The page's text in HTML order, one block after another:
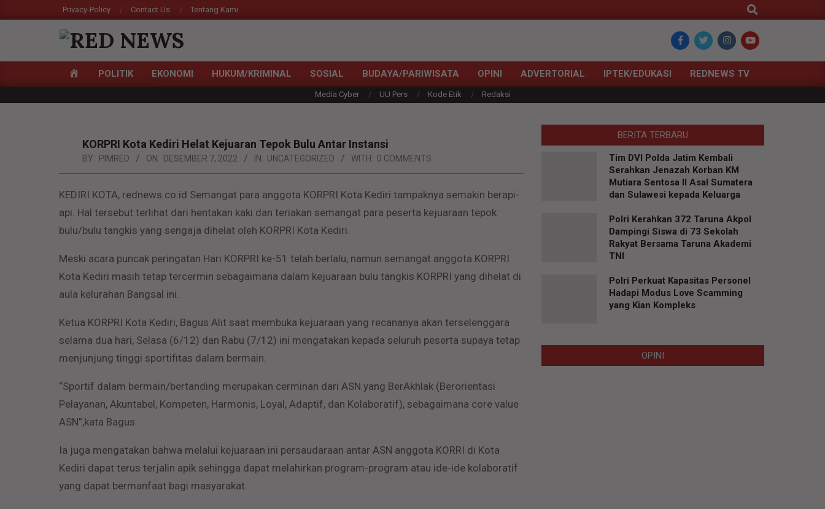
to
Privacy-Policy Contact Us Tentang Kami
Search
RED
NEWS
Primary
HOMEPOLITIK EKONOMI HUKUM/KRIMINAL SOSIAL BUDAYA/PARIWISATA OPINI ADVERTORIAL IPTEK/EDUKASI REDNEWS TV
Media Cyber UU Pers Kode Etik Redaksi
KORPRI Kota Kediri Helat Kejuaran Tepok Bulu Antar Instansi
BY: PIMRED ON: DESEMBER 7, 2022 IN: UNCATEGORIZED WITH: 0 COMMENTS
KEDIRI KOTA, rednews.co.id Semangat para anggota KORPRI Kota Kediri tampaknya semakin berapi-
api. Hal tersebut terlihat dari hentakan kaki dan teriakan semangat para peserta kejuaraan tepok
bulu/bulu tangkis yang sengaja dihelat oleh KORPRI Kota Kediri.
Meski acara puncak peringatan Hari KORPRI ke-51 telah berlalu, namun semangat anggota KORPRI
Kota Kediri masih tetap tercermin sebagaimana dalam kejuaraan bulu tangkis KORPRI yang dihelat di
aula kelurahan Bangsal ini.
Ketua KORPRI Kota Kediri, Bagus Alit saat membuka kejuaraan yang recananya akan terselenggara
selama dua hari, Selasa (6/12) dan Rabu (7/12) ini mengatakan kepada seluruh peserta supaya tetap
menjunjung tinggi sportifitas dalam bermain.
“Sportif dalam bermain/bertanding merupakan cerminan dari ASN yang BerAkhlak (Berorientasi
Pelayanan, Akuntabel, Kompeten, Harmonis, Loyal, Adaptif, dan Kolaboratif), sebagaimana core value
ASN”,kata Bagus.
Ia juga mengatakan bahwa melalui kejuaraan ini persaudaraan antar ASN anggota KORRI di Kota
Kediri dapat terus terjalin apik sehingga dapat melahirkan program-program atau ide-ide kolaboratif
yang dapat bermanfaat bagi masyarakat.
BERITA TERBARU
Tim DVI Polda Jatim Kembali
Serahkan Jenazah Korban KM
Mutiara Sentosa II Asal Sumatera
dan Sulawesi kepada Keluarga
Polri Kerahkan 372 Taruna Akpol
Dampingi Siswa di 73 Sekolah
Rakyat Bersama Taruna Akademi
TNI
Polri Perkuat Kapasitas Personel
Hadapi Modus Love Scamming
yang Kian Kompleks
OPINI